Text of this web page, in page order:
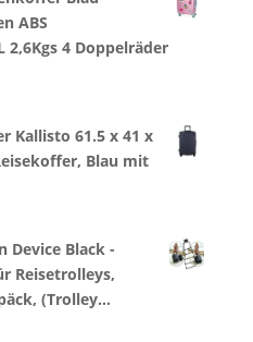
ABS
2,6Kgs 4 Doppelräder
Kallisto 61.5 x 41 x
Blau mit
Device Black -
Reisetrolleys,
(Trolley…